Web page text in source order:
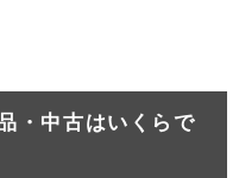
・中古はいくらで